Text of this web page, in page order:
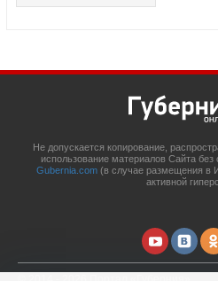
Не допускается копирование,
использование материалов Сайта
Gubernia.com (в случае размещения в
активной